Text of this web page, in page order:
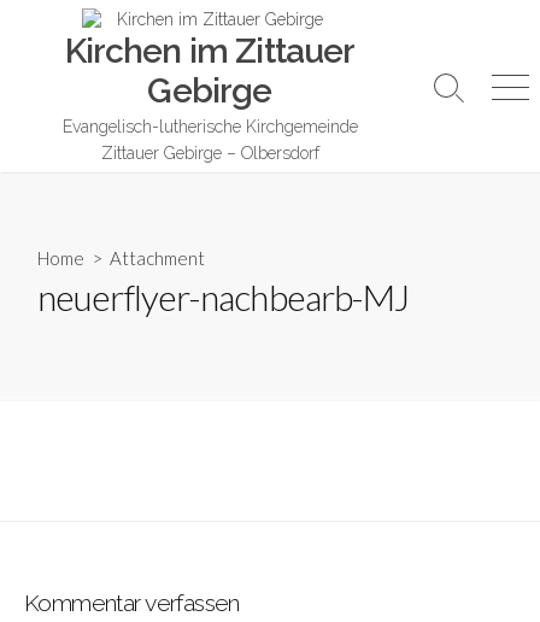
Kirchen im Zittauer
Gebirge
Evangelisch-lutherische Kirchgemeinde
Zittauer Gebirge – Olbersdorf
Search
Home > Attachment
neuerflyer-nachbearb-MJ
Kommentar verfassen